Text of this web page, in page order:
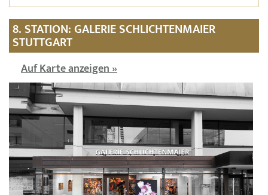
8. STATION: GALERIE SCHLICHTENMAIER
STUTTGART
Auf Karte anzeigen »